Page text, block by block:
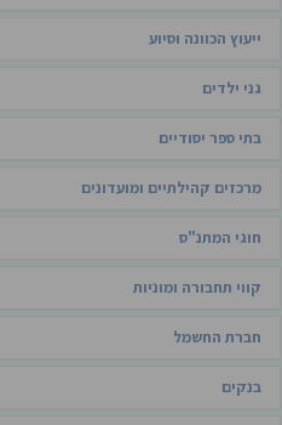
ייעוץ הכוונה וסיוע
גני ילדים
בתי ספר יסודיים
מרכזים קהילתיים ומועדונים
חוגי המתנ"ס
קווי תחבורה ומוניות
חברת החשמל
בנקים